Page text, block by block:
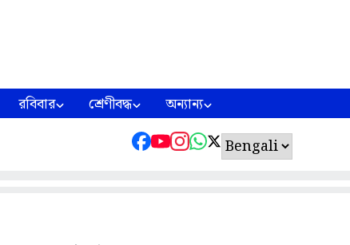
রবিবার শ্রেণীবদ্ধ অন্যান্য